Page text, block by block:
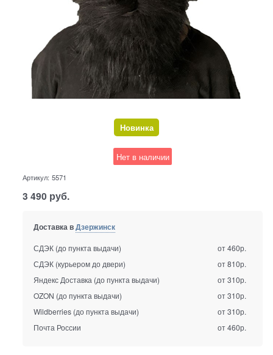
Новинка
Нет в наличии
Артикул: 5571
3 490 руб.
Доставка вДзержинск
СДЭК (до пункта выдачи)
от 460р.
СДЭК (курьером до двери)
от 810р.
Яндекс Доставка (до пункта выдачи)
от 310р.
OZON (до пункта выдачи)
от 310р.
Wildberries (до пункта выдачи)
от 310р.
Почта России
от 460р.